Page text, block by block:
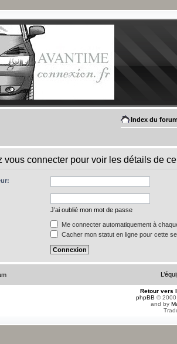
Index du
vous connecter pour voir les détails de
J’ai oublié mon mot de passe
Me connecter automatiquement à
Cacher mon statut en ligne pour cette
Retour vers
phpBB ©
and by